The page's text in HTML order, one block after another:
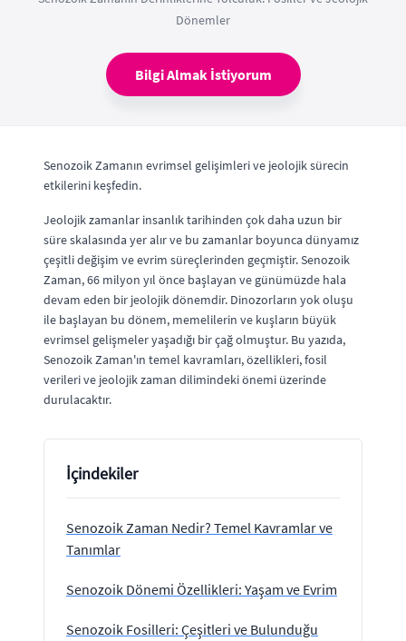
Dönemler
Bilgi Almak İstiyorum
Senozoik Zamanın evrimsel gelişimleri ve jeolojik sürecin
etkilerini keşfedin.
Jeolojik zamanlar insanlık tarihinden çok daha uzun bir
süre skalasında yer alır ve bu zamanlar boyunca dünyamız
çeşitli değişim ve evrim süreçlerinden geçmiştir. Senozoik
Zaman, 66 milyon yıl önce başlayan ve günümüzde hala
devam eden bir jeolojik dönemdir. Dinozorların yok oluşu
ile başlayan bu dönem, memelilerin ve kuşların büyük
evrimsel gelişmeler yaşadığı bir çağ olmuştur. Bu yazıda,
Senozoik Zaman'ın temel kavramları, özellikleri, fosil
verileri ve jeolojik zaman dilimindeki önemi üzerinde
durulacaktır.
İçindekiler
Senozoik Zaman Nedir? Temel Kavramlar ve
Tanımlar
Senozoik Dönemi Özellikleri: Yaşam ve Evrim
Senozoik Fosilleri: Çeşitleri ve Bulunduğu